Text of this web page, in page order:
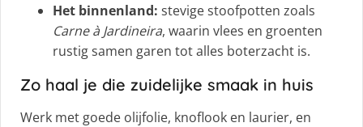
Het binnenland: stevige stoofpotten zoals
Carne à Jardineira, waarin vlees en groenten
rustig samen garen tot alles boterzacht is.
Zo haal je die zuidelijke smaak in huis
Werk met goede olijfolie, knoflook en laurier, en